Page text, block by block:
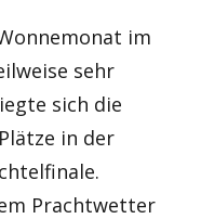
im
sehr
sich die
in der
Prachtwetter